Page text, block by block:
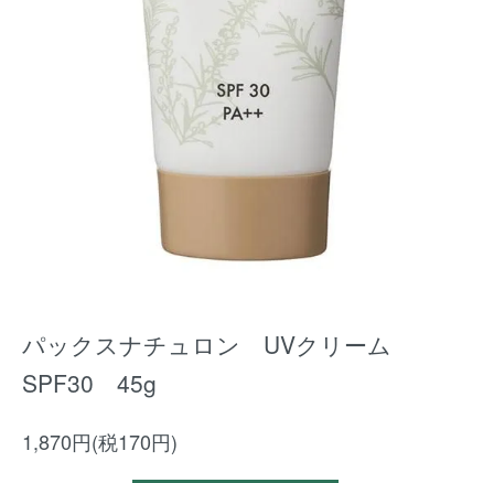
パックスナチュロン UVクリーム
SPF30 45g
1,870円(税170円)